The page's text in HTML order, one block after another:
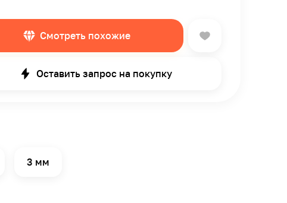
Смотреть похожие
Оставить запрос на покупку
3 мм